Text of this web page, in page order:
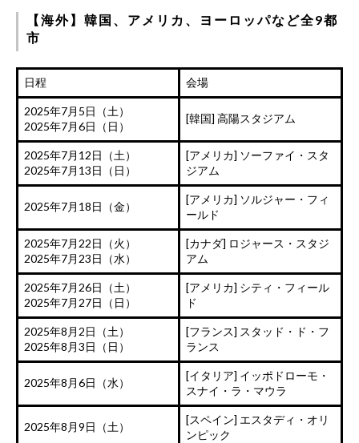
【海外】韓国、アメリカ、ヨーロッパなど全9都
市
日程 会場
2025年7月5日（土）
2025年7月6日（日）
[韓国] 高陽スタジアム
2025年7月12日（土）
2025年7月13日（日）
[アメリカ] ソーファイ・スタ
ジアム
2025年7月18日（金）
[アメリカ] ソルジャー・フィ
ールド
2025年7月22日（火）
2025年7月23日（水）
[カナダ] ロジャース・スタジ
アム
2025年7月26日（土）
2025年7月27日（日）
[アメリカ] シティ・フィール
ド
2025年8月2日（土）
2025年8月3日（日）
[フランス] スタッド・ド・フ
ランス
2025年8月6日（水）
[イタリア] イッポドローモ・
スナイ・ラ・マウラ
2025年8月9日（土）
[スペイン] エスタディ・オリ
ンピック